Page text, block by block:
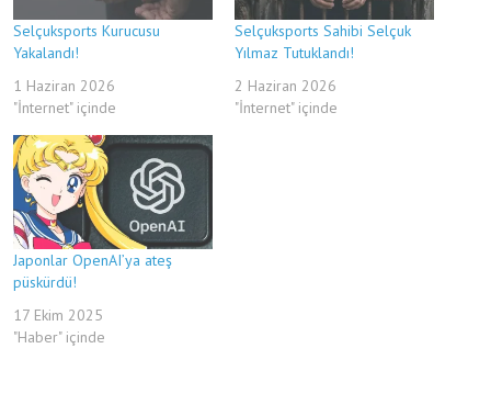
Selçuksports Kurucusu
Yakalandı!
1 Haziran 2026
"İnternet" içinde
Selçuksports Sahibi Selçuk
Yılmaz Tutuklandı!
2 Haziran 2026
"İnternet" içinde
Japonlar OpenAI’ya ateş
püskürdü!
17 Ekim 2025
"Haber" içinde